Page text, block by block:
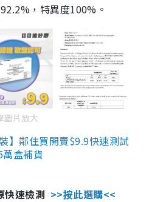
，特異度100%。
圖片放大
】鄰住買開賣$9.9快速測試
盒補貨
快速檢測 >>按此選購<<